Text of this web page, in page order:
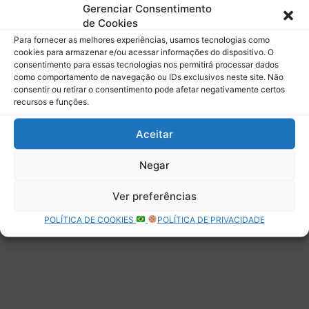
Gerenciar Consentimento
de Cookies
Para fornecer as melhores experiências, usamos tecnologias como
cookies para armazenar e/ou acessar informações do dispositivo. O
consentimento para essas tecnologias nos permitirá processar dados
como comportamento de navegação ou IDs exclusivos neste site. Não
consentir ou retirar o consentimento pode afetar negativamente certos
recursos e funções.
Aceitar
Negar
Ver preferências
POLÍTICA DE COOKIES POLÍTICA DE PRIVACIDADE
Assinar
Deixe uma resposta